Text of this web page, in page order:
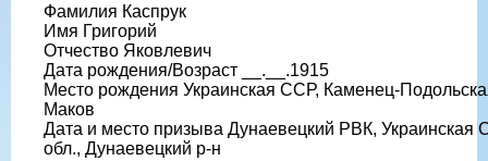
Фамилия Каспрук
Имя Григорий
Отчество Яковлевич
Дата рождения/Возраст __.__.1915
Место рождения Украинская ССР, Каменец-
Маков
Дата и место призыва Дунаевецкий РВК, Украинская
обл., Дунаевецкий р-н